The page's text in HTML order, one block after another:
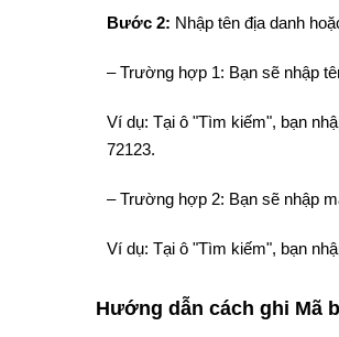
Bước 2: Nhập tên địa danh
– Trường hợp 1: Bạn sẽ nhập
Ví dụ: Tại ô "Tìm kiếm", bạn
72123.
– Trường hợp 2: Bạn sẽ nhập
Ví dụ: Tại ô "Tìm kiếm", bạn
Hướng dẫn cách ghi Mã